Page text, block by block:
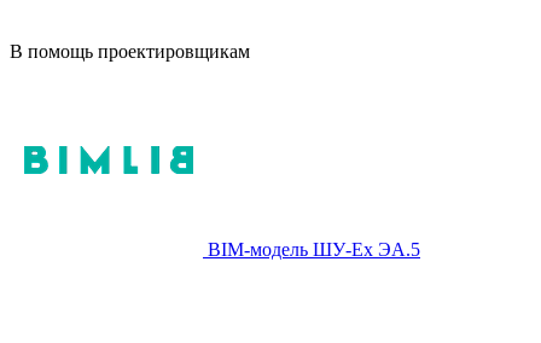
В помощь проектировщикам
BIM-модель ШУ-Ех ЭА.5